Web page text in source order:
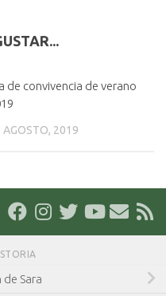
de convivencia de verano
AGOSTO, 2019
Sara